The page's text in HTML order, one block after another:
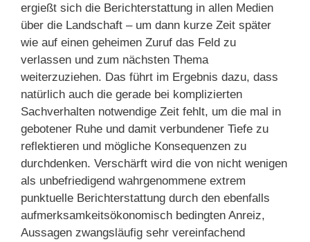
ergießt sich die Berichterstattung in allen Medien
über die Landschaft – um dann kurze Zeit später
wie auf einen geheimen Zuruf das Feld zu
verlassen und zum nächsten Thema
weiterzuziehen. Das führt im Ergebnis dazu, dass
natürlich auch die gerade bei komplizierten
Sachverhalten notwendige Zeit fehlt, um die mal in
gebotener Ruhe und damit verbundener Tiefe zu
reflektieren und mögliche Konsequenzen zu
durchdenken. Verschärft wird die von nicht wenigen
als unbefriedigend wahrgenommene extrem
punktuelle Berichterstattung durch den ebenfalls
aufmerksamkeitsökonomisch bedingten Anreiz,
Aussagen zwangsläufig sehr vereinfachend